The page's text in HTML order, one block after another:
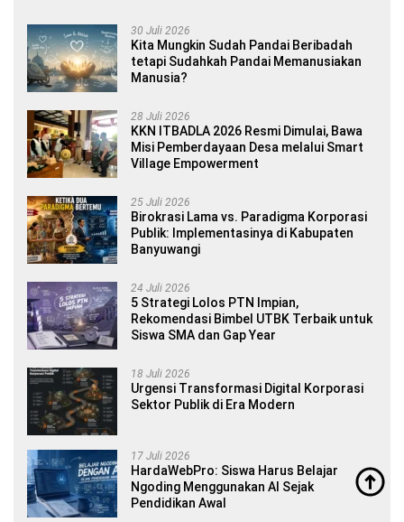
30 Juli 2026
Kita Mungkin Sudah Pandai Beribadah
tetapi Sudahkah Pandai Memanusiakan
Manusia?
28 Juli 2026
KKN ITBADLA 2026 Resmi Dimulai, Bawa
Misi Pemberdayaan Desa melalui Smart
Village Empowerment
25 Juli 2026
Birokrasi Lama vs. Paradigma Korporasi
Publik: Implementasinya di Kabupaten
Banyuwangi
24 Juli 2026
5 Strategi Lolos PTN Impian,
Rekomendasi Bimbel UTBK Terbaik untuk
Siswa SMA dan Gap Year
18 Juli 2026
Urgensi Transformasi Digital Korporasi
Sektor Publik di Era Modern
17 Juli 2026
HardaWebPro: Siswa Harus Belajar
Ngoding Menggunakan AI Sejak
Pendidikan Awal